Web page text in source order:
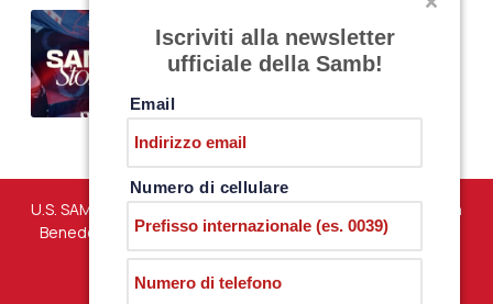
AGOSTO 2026
06/08/2026 Nessun commento
U.S. SAMBENEDETTESE – Via Martiri di Marzabotto snc – San
Benedetto del Tronto (AP) – P.iva 01198610444 –
POLICY
Iscriviti alla newsletter
ufficiale della Samb!
Email
Numero di cellulare